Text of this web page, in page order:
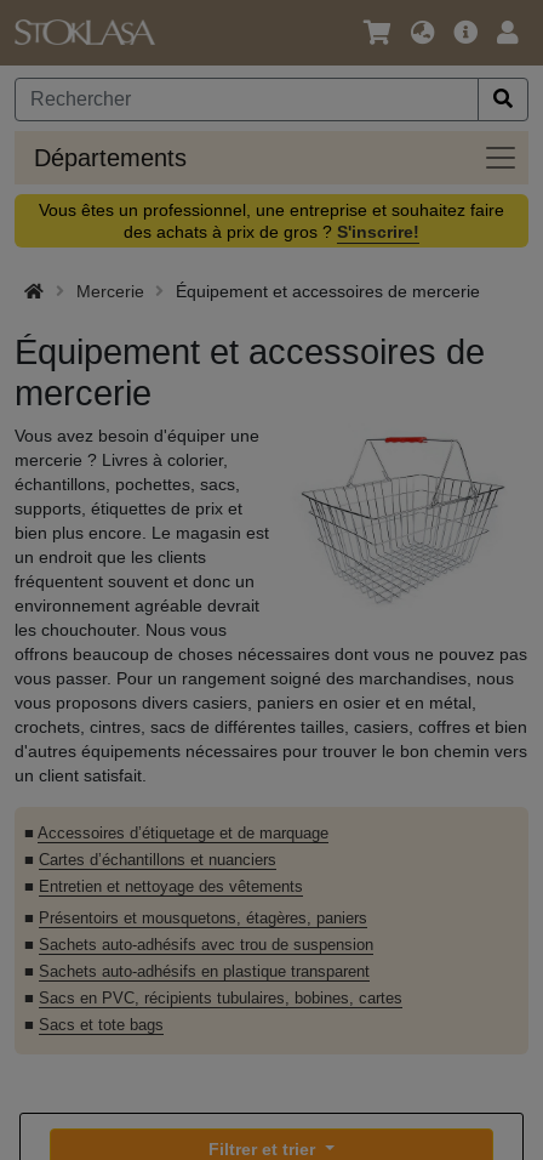
Langue
Devise
Offre
Départements
Vous êtes un professionnel, une entreprise et souhaitez faire
des achats à prix de gros ? S'inscrire!
Mercerie Équipement et accessoires de mercerie
Équipement et accessoires de
mercerie
Vous avez besoin d'équiper une
mercerie ? Livres à colorier,
échantillons, pochettes, sacs,
supports, étiquettes de prix et
bien plus encore. Le magasin est
un endroit que les clients
fréquentent souvent et donc un
environnement agréable devrait
les chouchouter. Nous vous
offrons beaucoup de choses nécessaires dont vous ne pouvez pas
vous passer. Pour un rangement soigné des marchandises, nous
vous proposons divers casiers, paniers en osier et en métal,
crochets, cintres, sacs de différentes tailles, casiers, coffres et bien
d'autres équipements nécessaires pour trouver le bon chemin vers
un client satisfait.
■ Accessoires d’étiquetage et de marquage
■ Cartes d’échantillons et nuanciers
■ Entretien et nettoyage des vêtements
■ Présentoirs et mousquetons, étagères, paniers
■ Sachets auto-adhésifs avec trou de suspension
■ Sachets auto-adhésifs en plastique transparent
■ Sacs en PVC, récipients tubulaires, bobines, cartes
■ Sacs et tote bags
Filtrer et trier